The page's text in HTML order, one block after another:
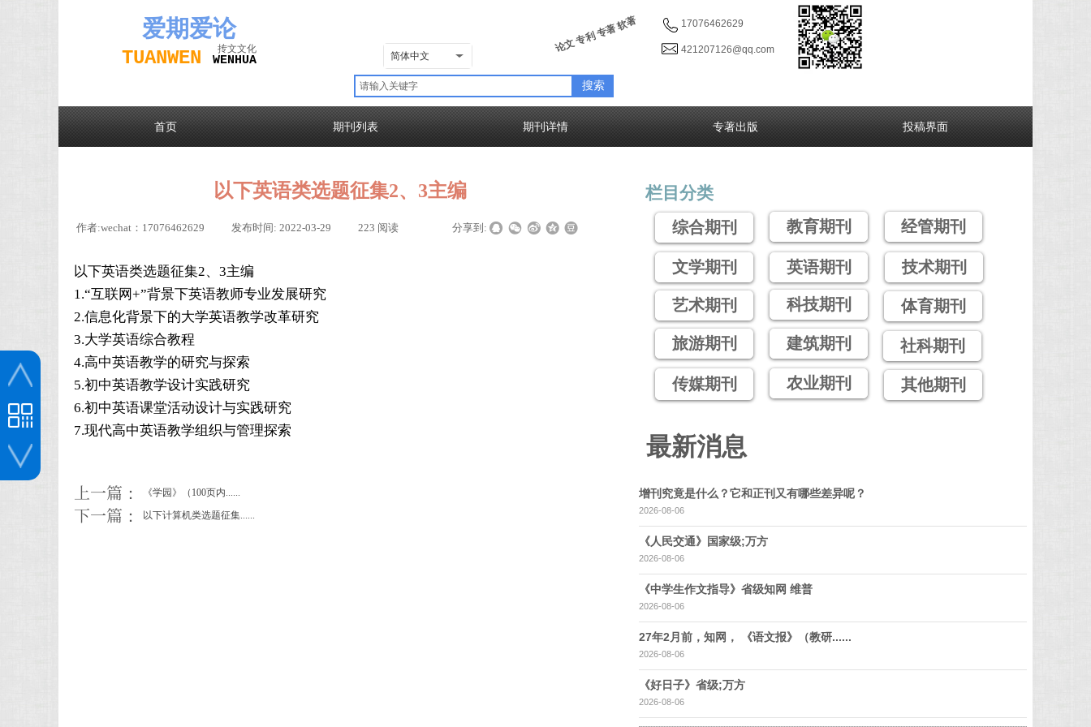
爱期爱论
TUANWEN WENHUA
17076462629
421207126@qq.com
抟文文化
简体中文
论文 专利 专著 软著
搜索
首页 期刊列表 期刊详情 专著出版 投稿界面
文学期刊
栏目分类
综合期刊
艺术期刊
旅游期刊
传媒期刊
教育期刊
英语期刊
科技期刊
建筑期刊
农业期刊
经管期刊
技术期刊
体育期刊
社科期刊
其他期刊
以下英语类选题征集2、3主编
作者:wechat：17076462629 发布时间: 2022-03-29 223 阅读 分享到:
以下英语类选题征集2、3主编
1.“互联网+”背景下英语教师专业发展研究
2.信息化背景下的大学英语教学改革研究
3.大学英语综合教程
4.高中英语教学的研究与探索
5.初中英语教学设计实践研究
6.初中英语课堂活动设计与实践研究
7.现代高中英语教学组织与管理探索
上一篇： 《学园》（100页内......
下一篇： 以下计算机类选题征集......
最新消息
增刊究竟是什么？它和正刊又有哪些差异呢？
2026-08-06
《人民交通》国家级;万方
2026-08-06
《中学生作文指导》省级知网 维普
2026-08-06
27年2月前，知网， 《语文报》（教研......
2026-08-06
《好日子》省级;万方
2026-08-06
关注公众号